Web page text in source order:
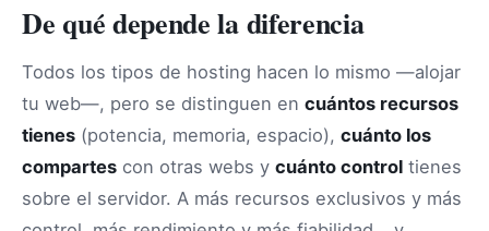
De qué depende la diferencia
Todos los tipos de hosting hacen lo mismo —alojar
tu web—, pero se distinguen en cuántos recursos
tienes (potencia, memoria, espacio), cuánto los
compartes con otras webs y cuánto control tienes
sobre el servidor. A más recursos exclusivos y más